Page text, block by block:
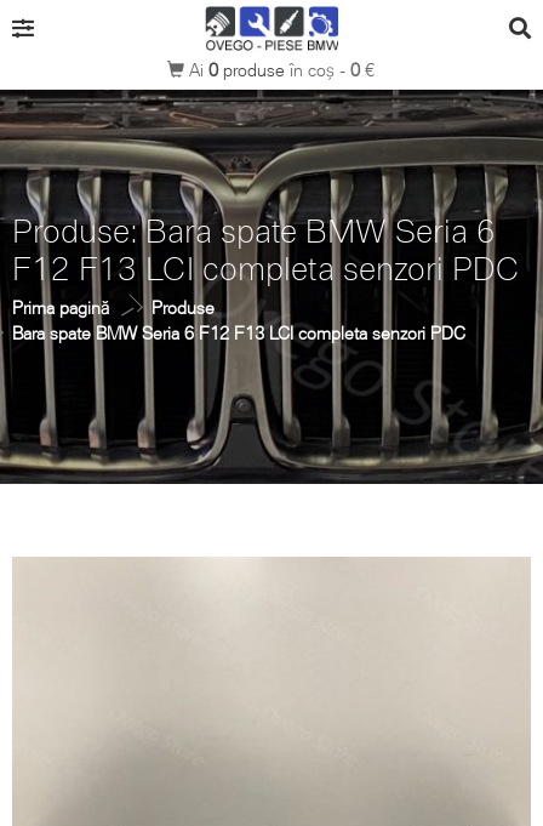
Ai 0produseîn coș - 0€
Produse: Bara spate BMW Seria 6
F12 F13 LCI completa senzori PDC
Prima pagină
Produse
Bara spate BMW Seria 6 F12 F13 LCI completa senzori PDC